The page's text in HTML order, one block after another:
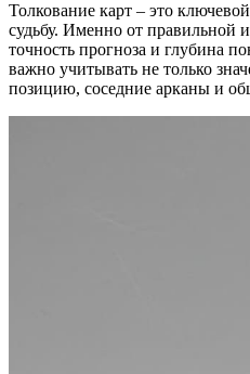
Толкование карт – это
судьбу. Именно от правильной
точность прогноза и глубина
важно учитывать не только
позицию, соседние арканы и